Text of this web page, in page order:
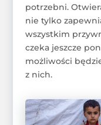
potrzebni.
nie tylko
wszystkim
czeka jeszcze
możliwości
z nich.